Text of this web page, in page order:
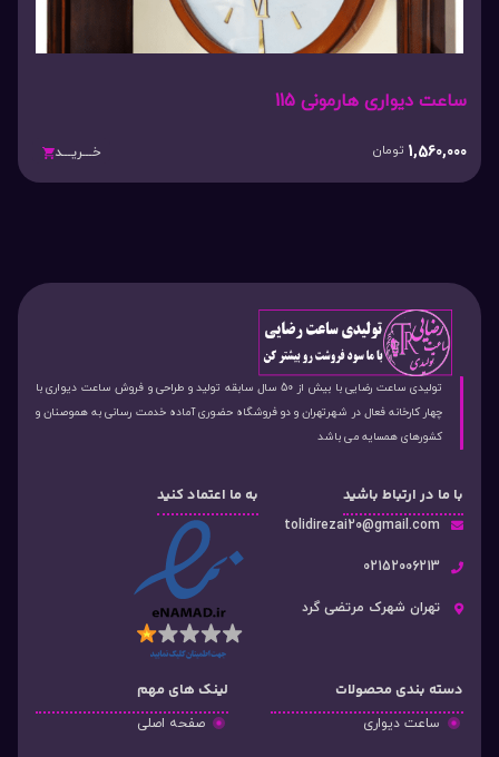
ساعت دیواری هارمونی 115
1,560,000 تومان خـــریـــد
تولیدی ساعت رضایی با بیش از 50 سال سابقه تولید و طراحی و فروش ساعت دیواری با
چهار کارخانه فعال در شهرتهران و دو فروشگاه حضوری آماده خدمت رسانی به هموصنان و
کشورهای همسایه می باشد
با ما در ارتباط باشید
tolidirezai20@gmail.com
02152006213
تهران شهرک مرتضی گرد
به ما اعتماد کنید
دسته‌ بندی محصولات
ساعت دیواری
لینک های مهم
صفحه اصلی